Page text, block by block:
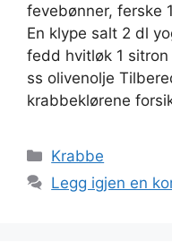
fevebønner, ferske
En klype salt 2 dl
fedd hvitløk 1
ss olivenolje
krabbeklørene
Kategorier
Krabbe
Legg igjen en